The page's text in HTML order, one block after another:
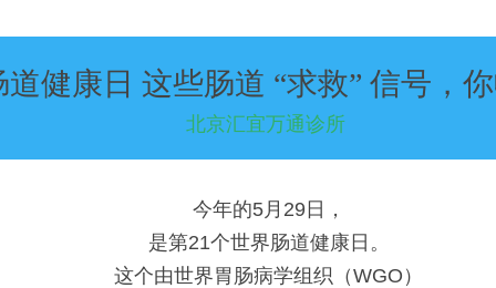
健康日 这些肠道 “求救” 信号，
北京汇宜万通诊所
今年的5月29日，
是第21个世界肠道健康日。
这个由世界胃肠病学组织（WGO）